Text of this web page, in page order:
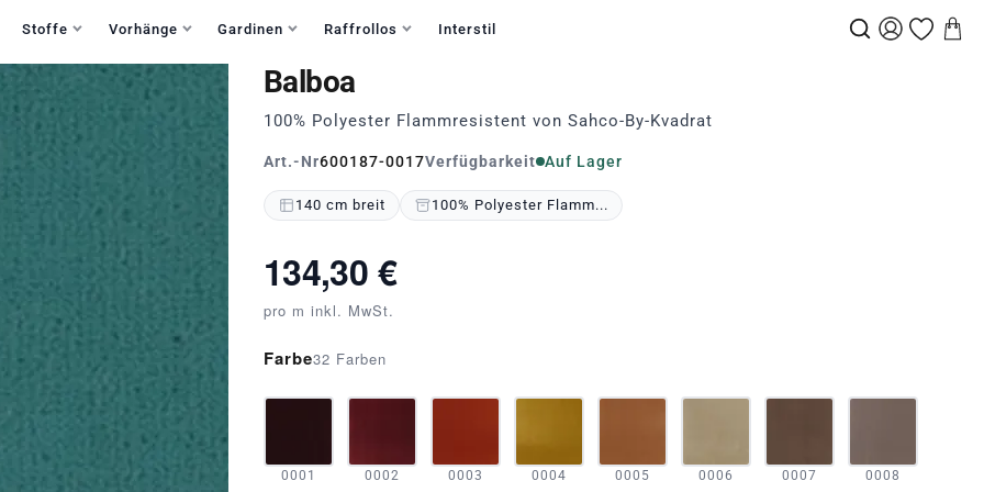
Stoffe Vorhänge Gardinen Raffrollos Interstil
Balboa
100% Polyester Flammresistent von Sahco-By-Kvadrat
Art.-Nr600187-0017Verfügbarkeit Auf Lager
140 cm breit 100% Polyester Flamm...
134,30 €
pro m inkl. MwSt.
Farbe32 Farben
0001 0002 0003 0004 0005 0006 0007 0008